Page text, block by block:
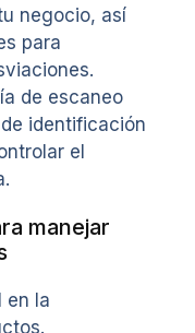
negocio, así
para
de escaneo
identificación
el
manejar
en la